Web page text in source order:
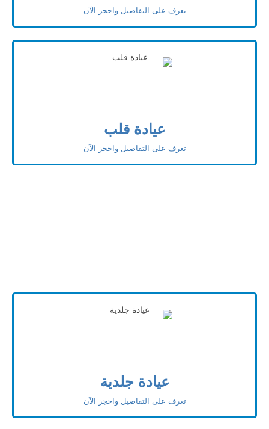
تعرف على التفاصيل واحجز الآن
عيادة قلب
تعرف على التفاصيل واحجز الآن
عيادة جلدية
تعرف على التفاصيل واحجز الآن